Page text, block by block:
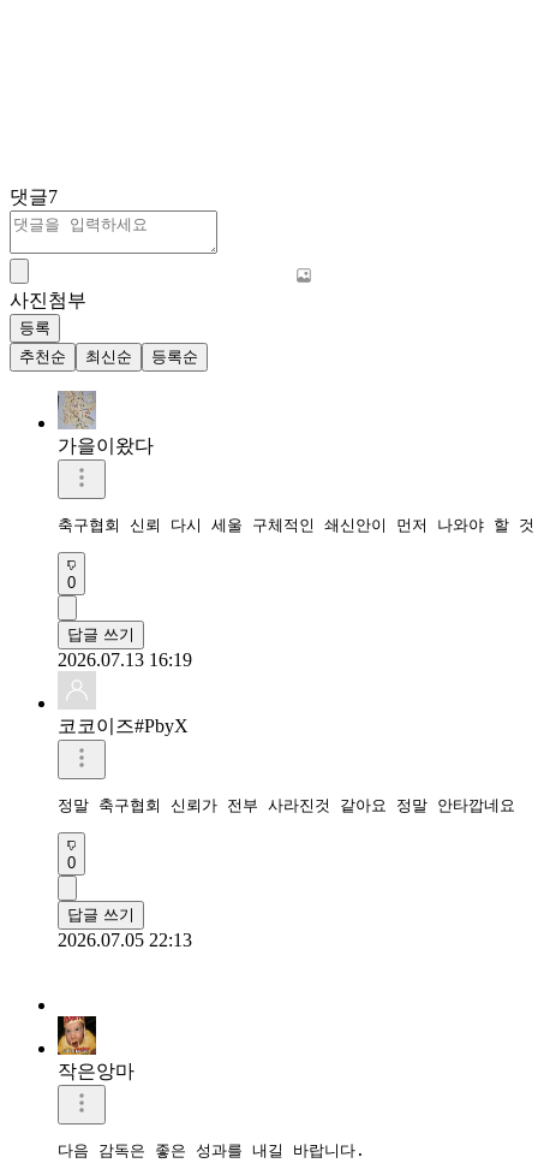
댓글7
사진첨부
등록
추천순
최신순 등록순
가을이왔다
축구협회 신뢰 다시 세울 구체적인 쇄신안이 먼저 나와야 할
0
답글 쓰기
2026.07.13 16:19
코코이즈#PbyX
정말 축구협회 신뢰가 전부 사라진것 같아요 정말 안타깝네요
0
답글 쓰기
2026.07.05 22:13
작은앙마
다음 감독은 좋은 성과를 내길 바랍니다.